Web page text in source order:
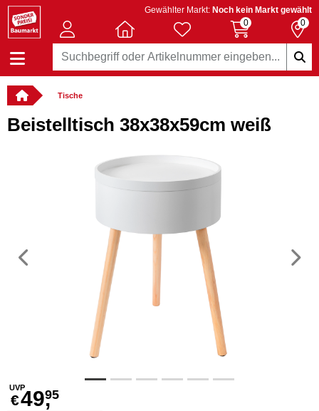
Gewählter Markt: Noch kein Markt gewählt
0
0
Tische
Beistelltisch 38x38x59cm weiß
Vorheriges
UVP
€49,95